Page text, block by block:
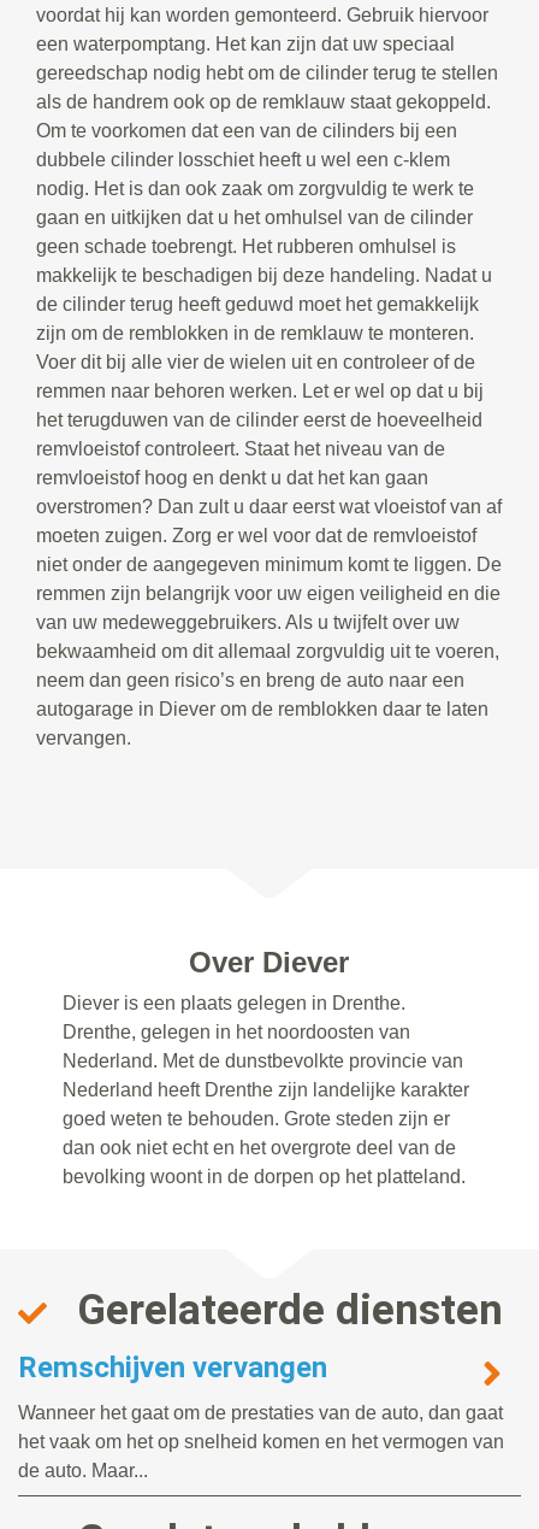
voordat hij kan worden gemonteerd. Gebruik hiervoor
een waterpomptang. Het kan zijn dat uw speciaal
gereedschap nodig hebt om de cilinder terug te stellen
als de handrem ook op de remklauw staat gekoppeld.
Om te voorkomen dat een van de cilinders bij een
dubbele cilinder losschiet heeft u wel een c-klem
nodig. Het is dan ook zaak om zorgvuldig te werk te
gaan en uitkijken dat u het omhulsel van de cilinder
geen schade toebrengt. Het rubberen omhulsel is
makkelijk te beschadigen bij deze handeling. Nadat u
de cilinder terug heeft geduwd moet het gemakkelijk
zijn om de remblokken in de remklauw te monteren.
Voer dit bij alle vier de wielen uit en controleer of de
remmen naar behoren werken. Let er wel op dat u bij
het terugduwen van de cilinder eerst de hoeveelheid
remvloeistof controleert. Staat het niveau van de
remvloeistof hoog en denkt u dat het kan gaan
overstromen? Dan zult u daar eerst wat vloeistof van af
moeten zuigen. Zorg er wel voor dat de remvloeistof
niet onder de aangegeven minimum komt te liggen. De
remmen zijn belangrijk voor uw eigen veiligheid en die
van uw medeweggebruikers. Als u twijfelt over uw
bekwaamheid om dit allemaal zorgvuldig uit te voeren,
neem dan geen risico’s en breng de auto naar een
autogarage in Diever om de remblokken daar te laten
vervangen.
Over Diever
Diever is een plaats gelegen in Drenthe.
Drenthe, gelegen in het noordoosten van
Nederland. Met de dunstbevolkte provincie van
Nederland heeft Drenthe zijn landelijke karakter
goed weten te behouden. Grote steden zijn er
dan ook niet echt en het overgrote deel van de
bevolking woont in de dorpen op het platteland.
Gerelateerde diensten
Remschijven vervangen
Wanneer het gaat om de prestaties van de auto, dan gaat
het vaak om het op snelheid komen en het vermogen van
de auto. Maar...